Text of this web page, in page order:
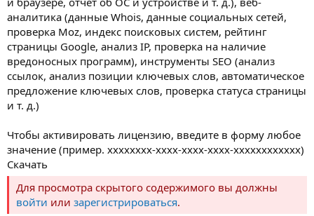
аналитика (данные Whois, данные социальных сетей,
проверка Moz, индекс поисковых систем, рейтинг
страницы Google, анализ IP, проверка на наличие
вредоносных программ), инструменты SEO (анализ
ссылок, анализ позиции ключевых слов, автоматическое
предложение ключевых слов, проверка статуса страницы
и т. д.)
Чтобы активировать лицензию, введите в форму любое
значение (пример. xxxxxxxx-xxxx-xxxx-xxxx-xxxxxxxxxxxx)
Скачать
Для просмотра скрытого содержимого вы должны
войти или зарегистрироваться.